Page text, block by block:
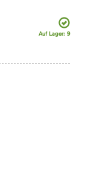
Auf Lager: 9